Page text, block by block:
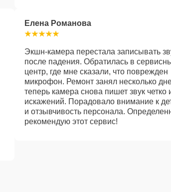
Елена Романова
Экшн-камера перестала записывать
после падения. Обратилась в
центр, где мне сказали, что поврежден
микрофон. Ремонт занял несколько
теперь камера снова пишет звук четко
искажений. Порадовало внимание к
и отзывчивость персонала.
рекомендую этот сервис!